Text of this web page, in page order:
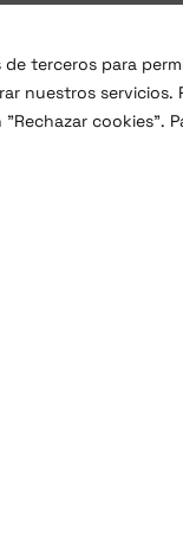
terceros para
nuestros servicios.
cookies".